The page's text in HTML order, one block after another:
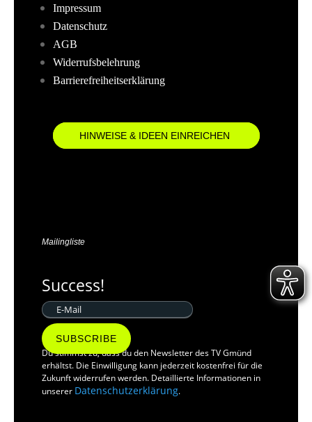
Impressum
Datenschutz
AGB
Widerrufsbelehrung
Barrierefreiheitserklärung
HINWEISE & IDEEN EINREICHEN
Mailingliste
Success!
SUBSCRIBE
Du stimmst zu, dass du den Newsletter des TV Gmünd
erhältst. Die Einwilligung kann jederzeit kostenfrei für die
Zukunft widerrufen werden. Detaillierte Informationen in
unserer Datenschutzerklärung.